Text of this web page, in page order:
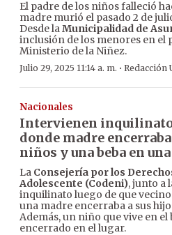
El padre de los niños falleció
madre murió el pasado 2 de
Desde laMunicipalidad de
inclusión de los menores en el
Ministerio de la Niñez.
Julio 29, 2025 11:14 a. m. · Redacción
Nacionales
Intervienen
donde madre
niños y una beba en
La Consejería por los
Adolescente (Codeni), junto a
inquilinato luego de que
una madre encerraba a sus
Además, un niño que vive en
encerrado en el lugar.